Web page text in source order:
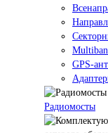
GPS-
Радиомосты